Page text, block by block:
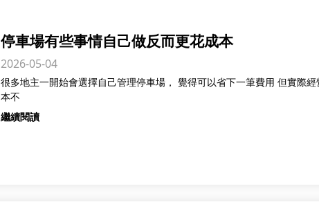
停車場有些事情自己做反而更花成本
2026-05-04
很多地主一開始會選擇自己管理停車場， 覺得可以省下一筆費用 但實際經營後才發現， 成
本不
繼續閱讀